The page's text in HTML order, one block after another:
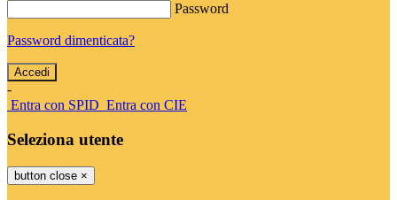
Password
Password dimenticata?
-
Entra con SPID Entra con CIE
Seleziona utente
button close ×